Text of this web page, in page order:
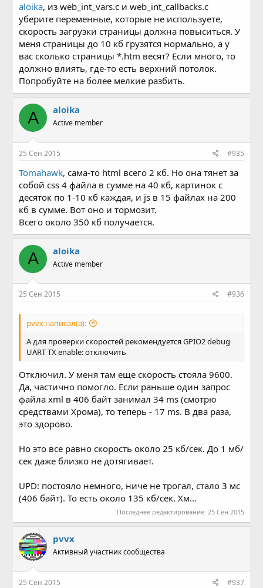
aloika, из web_int_vars.c и web_int_callbacks.c
уберите переменные, которые не используете,
скорость загрузки страницы должна повыситься. У
меня страницы до 10 кб грузятся нормально, а у
вас сколько страницы *.htm весят? Если много, то
должно влиять, где-то есть верхний потолок.
Попробуйте на более мелкие разбить.
A aloika
Active member
25 Сен 2015 #935
Tomahawk, сама-то html всего 2 кб. Но она тянет за
собой css 4 файла в сумме на 40 кб, картинок с
десяток по 1-10 кб каждая, и js в 15 файлах на 200
кб в сумме. Вот оно и тормозит.
Всего около 350 кб получается.
A aloika
Active member
25 Сен 2015 #936
pvvx написал(а):
А для проверки скоростей рекомендуется GPIO2 debug
UART TX enable: отключить
Отключил. У меня там еще скорость стояла 9600.
Да, частично помогло. Если раньше один запрос
файла xml в 406 байт занимал 34 ms (смотрю
средствами Хрома), то теперь - 17 ms. В два раза,
это здорово.
Но это все равно скорость около 25 кб/сек. До 1 мб/
сек даже близко не дотягивает.
UPD: постояло немного, ниче не трогал, стало 3 мс
(406 байт). То есть около 135 кб/сек. Хм...
Последнее редактирование: 25 Сен 2015
pvvx
Активный участник сообщества
25 Сен 2015 #937